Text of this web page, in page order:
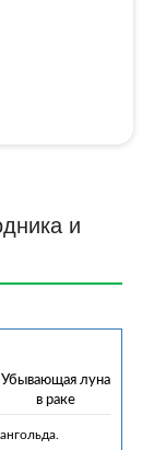
и
Убывающая луна
в раке